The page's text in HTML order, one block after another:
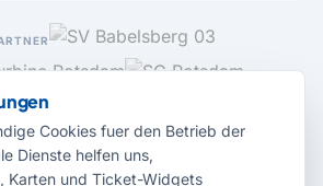
Cookies fuer den Betrieb der
Dienste helfen uns,
Karten und Ticket-Widgets